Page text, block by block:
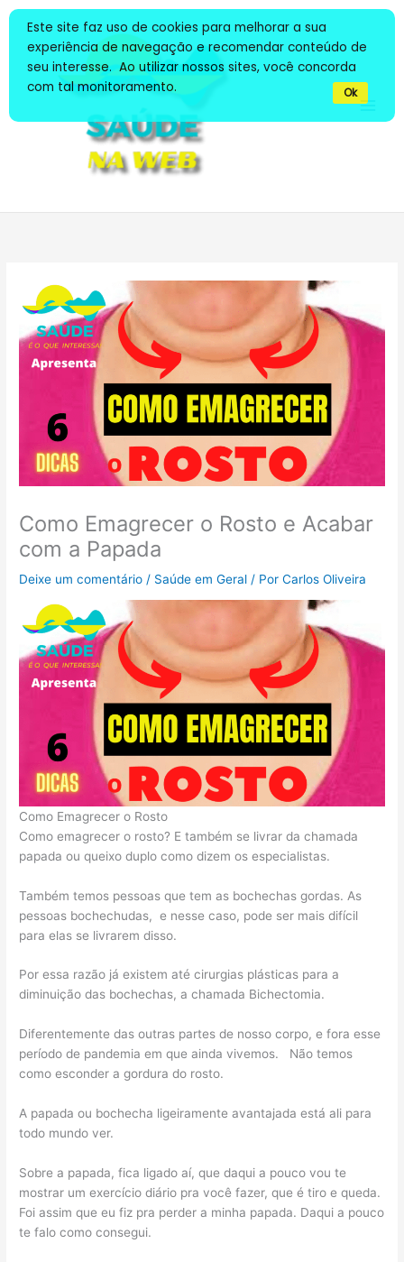
conteúdo
Como Emagrecer o Rosto e Acabar
com a Papada
Deixe um comentário / Saúde em Geral / PorCarlos Oliveira
Como Emagrecer o Rosto
Como emagrecer o rosto? E também se livrar da chamada
papada ou queixo duplo como dizem os especialistas.
Também temos pessoas que tem as bochechas gordas. As
pessoas bochechudas, e nesse caso, pode ser mais difícil
para elas se livrarem disso.
Por essa razão já existem até cirurgias plásticas para a
diminuição das bochechas, a chamada Bichectomia.
Diferentemente das outras partes de nosso corpo, e fora esse
período de pandemia em que ainda vivemos. Não temos
como esconder a gordura do rosto.
A papada ou bochecha ligeiramente avantajada está ali para
todo mundo ver.
Sobre a papada, fica ligado aí, que daqui a pouco vou te
mostrar um exercício diário pra você fazer, que é tiro e queda.
Foi assim que eu fiz pra perder a minha papada. Daqui a pouco
te falo como consegui.
Este site faz uso de cookies para melhorar a sua
experiência de navegação e recomendar conteúdo de
seu interesse. Ao utilizar nossos sites, você concorda
com tal monitoramento.
Ok